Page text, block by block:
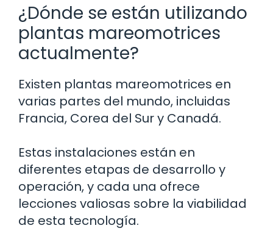
¿Dónde se están utilizando
plantas mareomotrices
actualmente?
Existen plantas mareomotrices en
varias partes del mundo, incluidas
Francia, Corea del Sur y Canadá.
Estas instalaciones están en
diferentes etapas de desarrollo y
operación, y cada una ofrece
lecciones valiosas sobre la viabilidad
de esta tecnología.